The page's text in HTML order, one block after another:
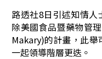
路透社8日引述知情
除美國食品暨藥物管
Makary)的計畫，此
一起領導階層更迭。